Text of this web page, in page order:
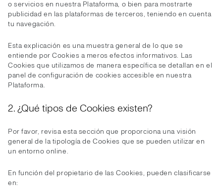
o servicios en nuestra Plataforma, o bien para mostrarte
publicidad en las plataformas de terceros, teniendo en cuenta
tu navegación.
Esta explicación es una muestra general de lo que se
entiende por Cookies a meros efectos informativos. Las
Cookies que utilizamos de manera específica se detallan en el
panel de configuración de cookies accesible en nuestra
Plataforma.
2. ¿Qué tipos de Cookies existen?
Por favor, revisa esta sección que proporciona una visión
general de la tipología de Cookies que se pueden utilizar en
un entorno online.
En función del propietario de las Cookies, pueden clasificarse
en: